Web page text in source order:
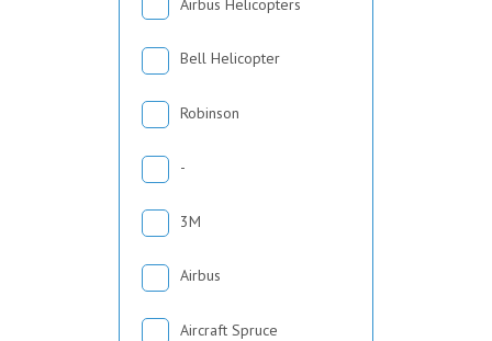
Bell Helicopter
Robinson
-
3М
Airbus
Aircraft Spruce